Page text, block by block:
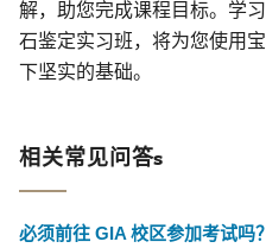
解，助您完成课程目标。学
石鉴定实习班，将为您使用
下坚实的基础。
相关常见问答s
必须前往 GIA 校区参加考试吗？